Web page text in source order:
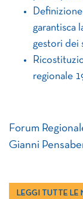
garantisca
gestori dei
regionale
Forum
Gianni
LEGGI TUTTE LE